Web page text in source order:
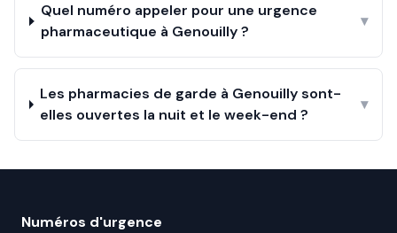
Quel numéro appeler pour une urgence
pharmaceutique à Genouilly ?
▾
Les pharmacies de garde à Genouilly sont-
elles ouvertes la nuit et le week-end ?
▾
Numéros d'urgence